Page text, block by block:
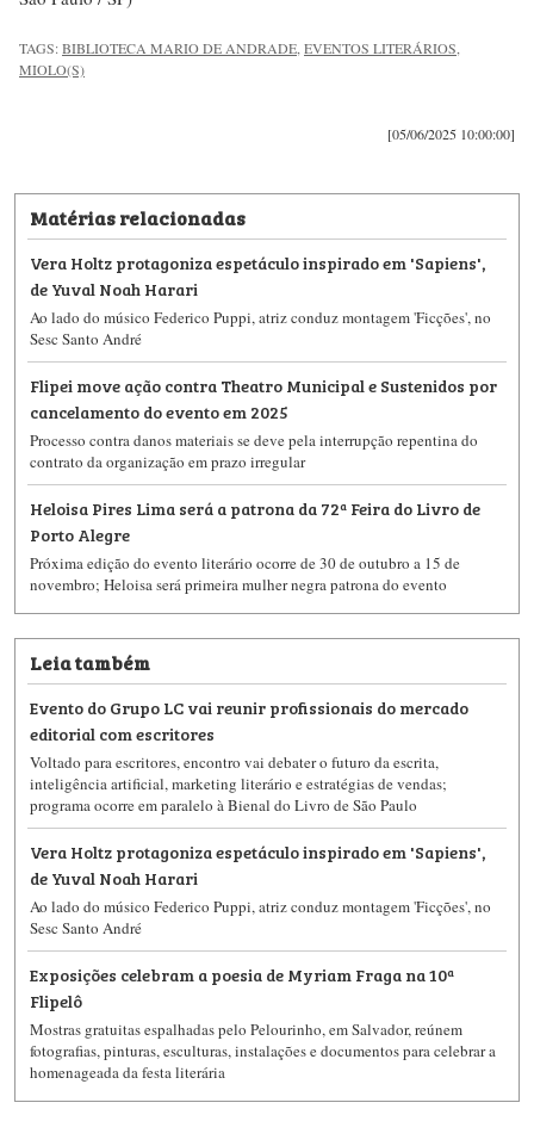
TAGS:BIBLIOTECA MARIO DE ANDRADE EVENTOS LITERÁRIOS
MIOLO(S)
[05/06/2025 10:00:00]
Matérias relacionadas
Vera Holtz protagoniza espetáculo inspirado em 'Sapiens',
de Yuval Noah Harari
Ao lado do músico Federico Puppi, atriz conduz montagem 'Ficções', no
Sesc Santo André
Flipei move ação contra Theatro Municipal e Sustenidos por
cancelamento do evento em 2025
Processo contra danos materiais se deve pela interrupção repentina do
contrato da organização em prazo irregular
Heloisa Pires Lima será a patrona da 72ª Feira do Livro de
Porto Alegre
Próxima edição do evento literário ocorre de 30 de outubro a 15 de
novembro; Heloisa será primeira mulher negra patrona do evento
Leia também
Evento do Grupo LC vai reunir profissionais do mercado
editorial com escritores
Voltado para escritores, encontro vai debater o futuro da escrita,
inteligência artificial, marketing literário e estratégias de vendas;
programa ocorre em paralelo à Bienal do Livro de São Paulo
Vera Holtz protagoniza espetáculo inspirado em 'Sapiens',
de Yuval Noah Harari
Ao lado do músico Federico Puppi, atriz conduz montagem 'Ficções', no
Sesc Santo André
Exposições celebram a poesia de Myriam Fraga na 10ª
Flipelô
Mostras gratuitas espalhadas pelo Pelourinho, em Salvador, reúnem
fotografias, pinturas, esculturas, instalações e documentos para celebrar a
homenageada da festa literária